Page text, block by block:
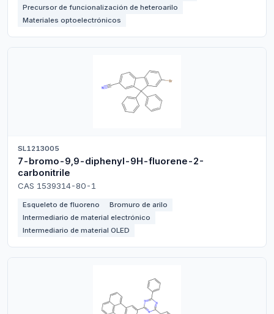
Precursor de funcionalización de heteroarilo
Materiales optoelectrónicos
SL1213005
7-bromo-9,9-diphenyl-9H-fluorene-2-
carbonitrile
CAS 1539314-80-1
Esqueleto de fluoreno
Bromuro de arilo
Intermediario de material electrónico
Intermediario de material OLED